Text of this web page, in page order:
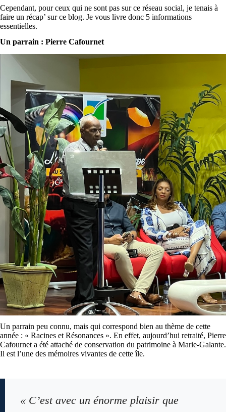
Cependant, pour ceux qui ne sont pas sur ce réseau social, je tenais à
faire un récap’ sur ce blog. Je vous livre donc 5 informations
essentielles.
Un parrain : Pierre Cafournet
Un parrain peu connu, mais qui correspond bien au thème de cette
année : « Racines et Résonances ». En effet, aujourd’hui retraité, Pierre
Cafournet a été attaché de conservation du patrimoine à Marie-Galante.
Il est l’une des mémoires vivantes de cette île.
« C’est avec un énorme plaisir que